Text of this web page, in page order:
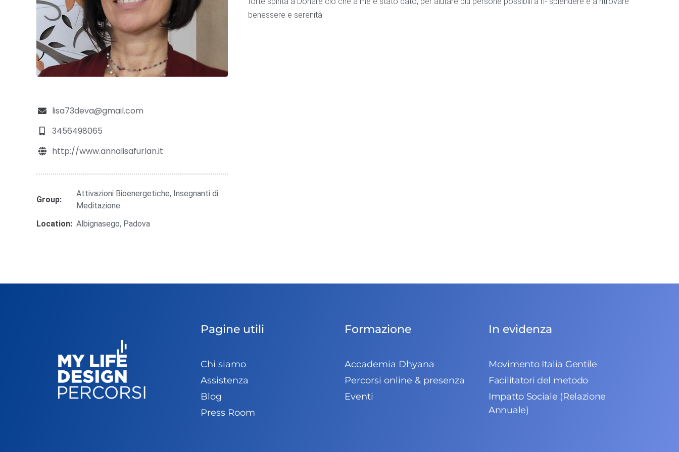
lisa73deva@gmail.com
3456498065
http://www.annalisafurlan.it
Group:
Attivazioni Bioenergetiche, Insegnanti di
Meditazione
Location: Albignasego, Padova
benessere e serenità.
Pagine utili
Chi siamo
Assistenza
Blog
Press Room
Formazione
Accademia Dhyana
Percorsi online & presenza
Eventi
In evidenza
Movimento Italia Gentile
Facilitatori del metodo
Impatto Sociale (Relazione
Annuale)